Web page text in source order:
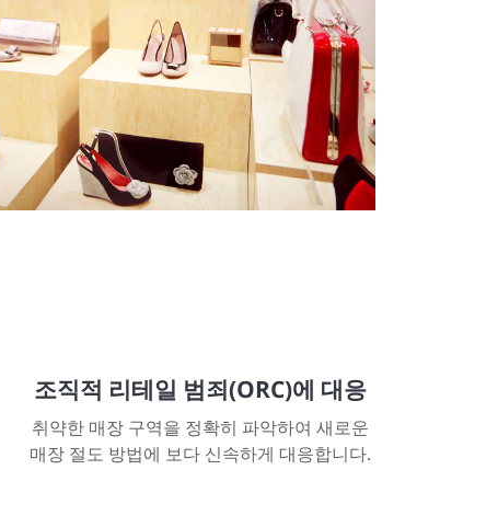
조직적 리테일 범죄(ORC)에 대응
취약한 매장 구역을 정확히 파악하여 새로운
매장 절도 방법에 보다 신속하게 대응합니다.